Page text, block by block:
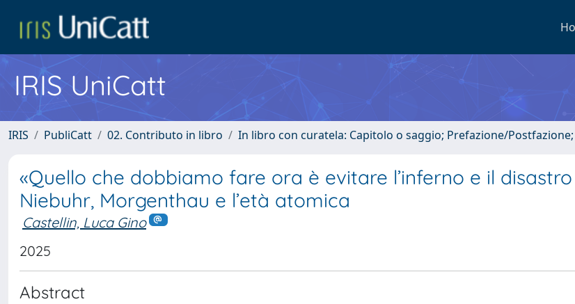
IRIS UniCatt
IRIS PubliCatt 02. Contributo in libro In libro con curatela: Capitolo o saggio; Prefazione/
«Quello che dobbiamo fare ora è evitare l’inferno e il disastro
Niebuhr, Morgenthau e l’età atomica
Castellin, Luca Gino
2025
Abstract